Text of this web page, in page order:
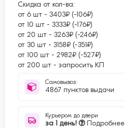
Скидка от кол-ва:
от 6 шт - 3403₽ (-106₽)
от 10 шт - 3333₽ (-176₽)
от 20 шт - 3263₽ (-246₽)
от 30 шт - 3158₽ (-351₽)
от 100 шт - 2982₽ (-527₽)
от 200 шт - запросить КП
Самовывоз:
4867 пунктов выдачи
Курьером до двери
за 1 день! Подробнее